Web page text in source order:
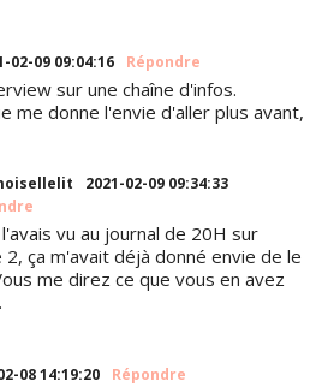
02-09 09:04:16 Répondre
sur une chaîne d'infos.
me donne l'envie d'aller plus avant,
2021-02-09 09:34:33
vu au journal de 20H sur
2, ça m'avait déjà donné envie de le
me direz ce que vous en avez
08 14:19:20 Répondre